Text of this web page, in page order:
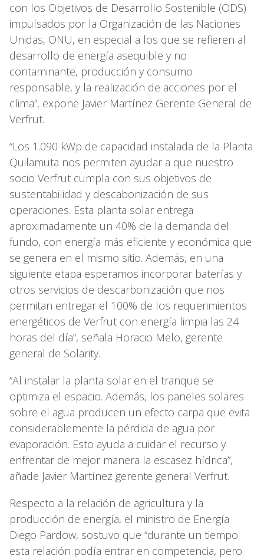
con los Objetivos de Desarrollo Sostenible (ODS)
impulsados por la Organización de las Naciones
Unidas, ONU, en especial a los que se refieren al
desarrollo de energía asequible y no
contaminante, producción y consumo
responsable, y la realización de acciones por el
clima”, expone Javier Martínez Gerente General de
Verfrut.
“Los 1.090 kWp de capacidad instalada de la Planta
Quilamuta nos permiten ayudar a que nuestro
socio Verfrut cumpla con sus objetivos de
sustentabilidad y descabonización de sus
operaciones. Esta planta solar entrega
aproximadamente un 40% de la demanda del
fundo, con energía más eficiente y económica que
se genera en el mismo sitio. Además, en una
siguiente etapa esperamos incorporar baterías y
otros servicios de descarbonización que nos
permitan entregar el 100% de los requerimientos
energéticos de Verfrut con energía limpia las 24
horas del día”, señala Horacio Melo, gerente
general de Solarity.
“Al instalar la planta solar en el tranque se
optimiza el espacio. Además, los paneles solares
sobre el agua producen un efecto carpa que evita
considerablemente la pérdida de agua por
evaporación. Esto ayuda a cuidar el recurso y
enfrentar de mejor manera la escasez hídrica”,
añade Javier Martínez gerente general Verfrut.
Respecto a la relación de agricultura y la
producción de energía, el ministro de Energía
Diego Pardow, sostuvo que “durante un tiempo
esta relación podía entrar en competencia, pero